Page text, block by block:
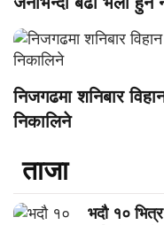
निजगढमा शनिबार
निकालिने
ताजा
भदौ १०